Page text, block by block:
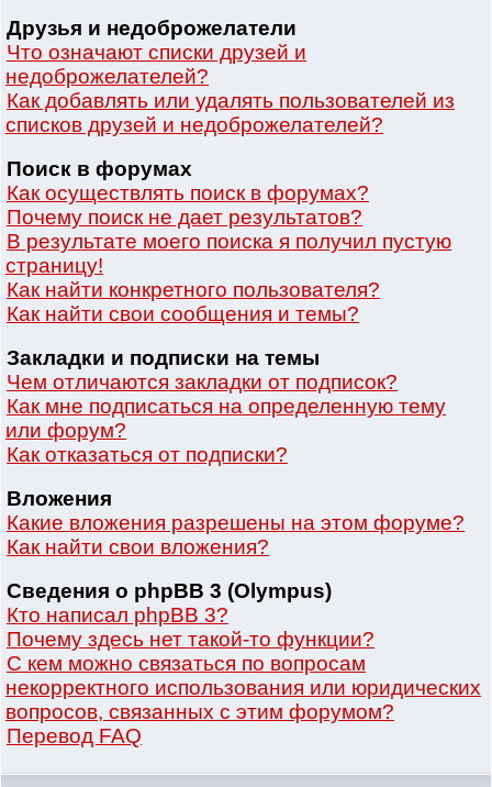
Друзья и недоброжелатели
Что означают списки друзей и
недоброжелателей?
Как добавлять или удалять пользователей из
списков друзей и недоброжелателей?
Поиск в форумах
Как осуществлять поиск в форумах?
Почему поиск не дает результатов?
В результате моего поиска я получил пустую
страницу!
Как найти конкретного пользователя?
Как найти свои сообщения и темы?
Закладки и подписки на темы
Чем отличаются закладки от подписок?
Как мне подписаться на определенную тему
или форум?
Как отказаться от подписки?
Вложения
Какие вложения разрешены на этом форуме?
Как найти свои вложения?
Сведения о phpBB 3 (Olympus)
Кто написал phpBB 3?
Почему здесь нет такой-то функции?
С кем можно связаться по вопросам
некорректного использования или юридических
вопросов, связанных с этим форумом?
Перевод FAQ